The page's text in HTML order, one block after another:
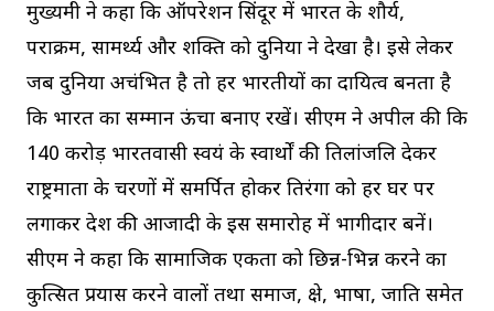
मुख्यमंत्री ने कहा कि ऑपरेशन सिंदूर में भारत के शौर्य,
पराक्रम, सामर्थ्य और शक्ति को दुनिया ने देखा है। इसे लेकर
जब दुनिया अचंभित है तो हर भारतीयों का दायित्व बनता है
कि भारत का सम्मान ऊंचा बनाए रखें। सीएम ने अपील की कि
140 करोड़ भारतवासी स्वयं के स्वार्थों की तिलांजलि देकर
राष्ट्रमाता के चरणों में समर्पित होकर तिरंगा को हर घर पर
लगाकर देश की आजादी के इस समारोह में भागीदार बनें।
सीएम ने कहा कि सामाजिक एकता को छिन्न-भिन्न करने का
कुत्सित प्रयास करने वालों तथा समाज, क्षेत्र, भाषा, जाति समेत